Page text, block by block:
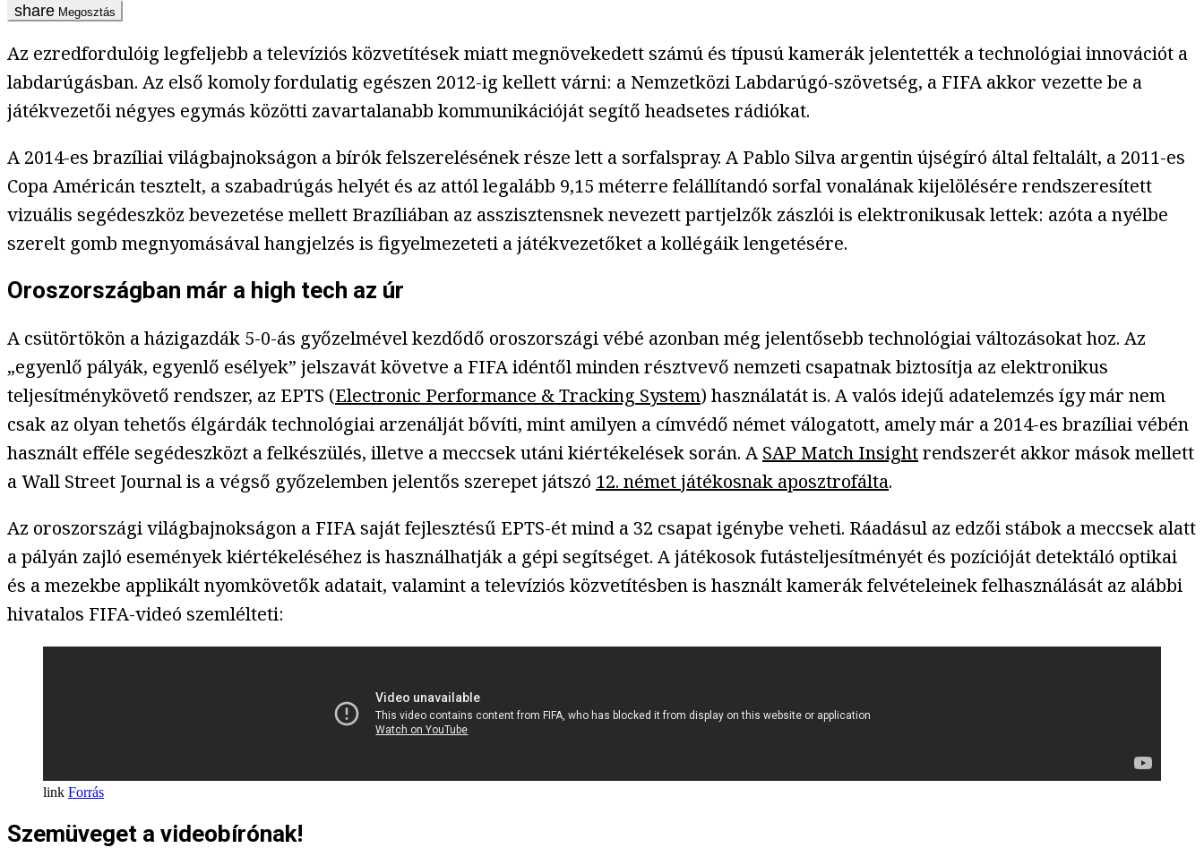
Megosztás
Az ezredfordulóig legfeljebb a televíziós közvetítések miatt megnövekedett számú és típusú kamerák jelentették a technológiai innovációt a
labdarúgásban. Az első komoly fordulatig egészen 2012-ig kellett várni: a Nemzetközi Labdarúgó-szövetség, a FIFA akkor vezette be a
játékvezetői négyes egymás közötti zavartalanabb kommunikációját segítő headsetes rádiókat.
A 2014-es brazíliai világbajnokságon a bírók felszerelésének része lett a sorfalspray. A Pablo Silva argentin újségíró által feltalált, a 2011-es
Copa Américán tesztelt, a szabadrúgás helyét és az attól legalább 9,15 méterre felállítandó sorfal vonalának kijelölésére rendszeresített
vizuális segédeszköz bevezetése mellett Brazíliában az asszisztensnek nevezett partjelzők zászlói is elektronikusak lettek: azóta a nyélbe
szerelt gomb megnyomásával hangjelzés is figyelmezeteti a játékvezetőket a kollégáik lengetésére.
Oroszországban már a high tech az úr
A csütörtökön a házigazdák 5-0-ás győzelmével kezdődő oroszországi vébé azonban még jelentősebb technológiai változásokat hoz. Az
„egyenlő pályák, egyenlő esélyek” jelszavát követve a FIFA idéntől minden résztvevő nemzeti csapatnak biztosítja az elektronikus
teljesítménykövető rendszer, az EPTS (Electronic Performance & Tracking System) használatát is. A valós idejű adatelemzés így már nem
csak az olyan tehetős élgárdák technológiai arzenálját bővíti, mint amilyen a címvédő német válogatott, amely már a 2014-es brazíliai vébén
használt efféle segédeszközt a felkészülés, illetve a meccsek utáni kiértékelések során. ASAP Match Insightrendszerét akkor mások mellett
a Wall Street Journal is a végső győzelemben jelentős szerepet játszó 12. német játékosnak aposztrofálta.
Az oroszországi világbajnokságon a FIFA saját fejlesztésű EPTS-ét mind a 32 csapat igénybe veheti. Ráadásul az edzői stábok a meccsek alatt
a pályán zajló események kiértékeléséhez is használhatják a gépi segítséget. A játékosok futásteljesítményét és pozícióját detektáló optikai
és a mezekbe applikált nyomkövetők adatait, valamint a televíziós közvetítésben is használt kamerák felvételeinek felhasználását az alábbi
hivatalos FIFA-videó szemlélteti:
Forrás
Szemüveget a videobírónak!